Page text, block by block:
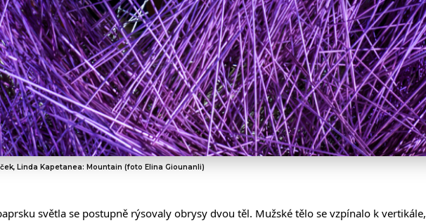
Linda Kapetanea: Mountain (foto Elina Giounanli)
světla se postupně rýsovaly obrysy dvou těl. Mužské tělo se vzpínalo k vertikále,